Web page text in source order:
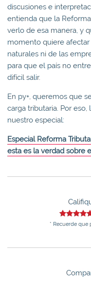
discusiones e
entienda que la
verlo de esa manera, y
momento quiere afectar
naturales ni de las
para que el país no
difícil salir.
En py+, queremos que
carga tributaria. Por
nuestro especial:
Especial Reforma
esta es la verdad sobre
* Recuerde que